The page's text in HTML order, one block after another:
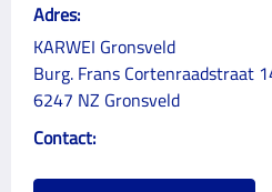
Adres:
KARWEI Gronsveld
Burg. Frans Cortenraadstraat
6247 NZ Gronsveld
Contact: